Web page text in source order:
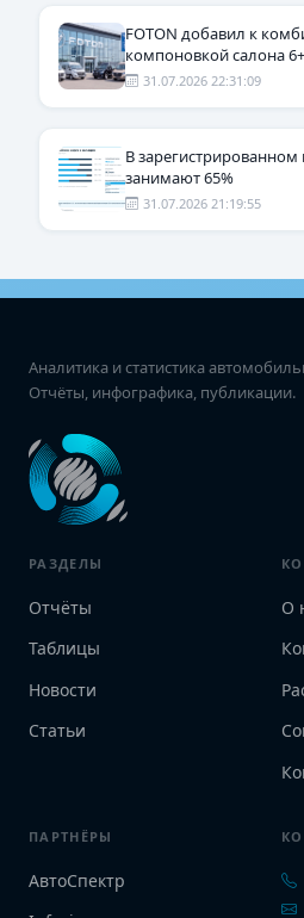
FOTON добавил к
компоновкой салона
31.07.2026 22:31:09
В
занимают 65%
31.07.2026 21:19:55
Аналитика и статистика
Отчёты, инфографика, публикации.
РАЗДЕЛЫ
Отчёты
Таблицы
Новости
Статьи
О
ПАРТНЁРЫ
АвтоСпектр